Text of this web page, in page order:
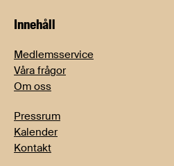
Innehåll
Medlemsservice
Våra frågor
Om oss
Pressrum
Kalender
Kontakt